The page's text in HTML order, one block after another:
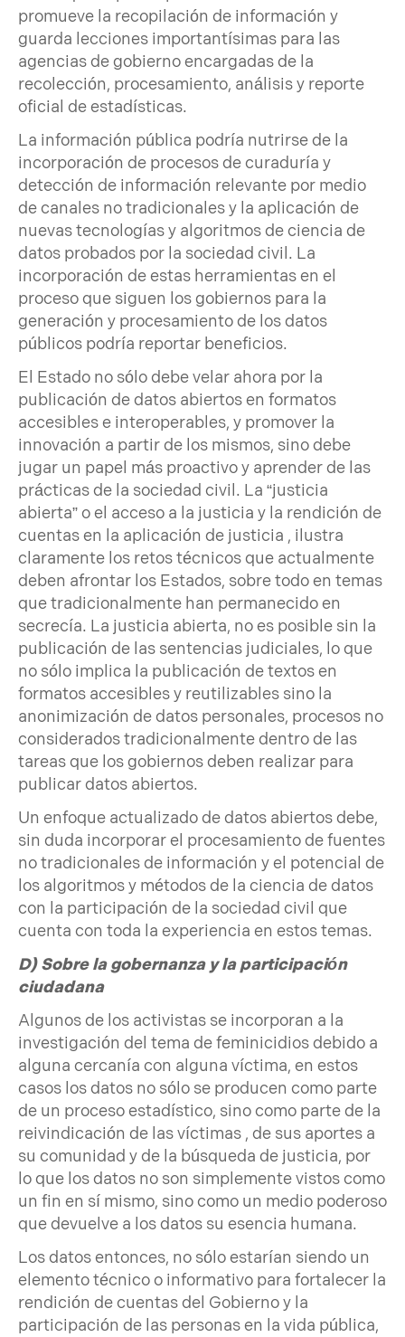
promueve la recopilación de información y
guarda lecciones importantísimas para las
agencias de gobierno encargadas de la
recolección, procesamiento, análisis y reporte
oficial de estadísticas.
La información pública podría nutrirse de la
incorporación de procesos de curaduría y
detección de información relevante por medio
de canales no tradicionales y la aplicación de
nuevas tecnologías y algoritmos de ciencia de
datos probados por la sociedad civil. La
incorporación de estas herramientas en el
proceso que siguen los gobiernos para la
generación y procesamiento de los datos
públicos podría reportar beneficios.
El Estado no sólo debe velar ahora por la
publicación de datos abiertos en formatos
accesibles e interoperables, y promover la
innovación a partir de los mismos, sino debe
jugar un papel más proactivo y aprender de las
prácticas de la sociedad civil. La “justicia
abierta” o el acceso a la justicia y la rendición de
cuentas en la aplicación de justicia , ilustra
claramente los retos técnicos que actualmente
deben afrontar los Estados, sobre todo en temas
que tradicionalmente han permanecido en
secrecía. La justicia abierta, no es posible sin la
publicación de las sentencias judiciales, lo que
no sólo implica la publicación de textos en
formatos accesibles y reutilizables sino la
anonimización de datos personales, procesos no
considerados tradicionalmente dentro de las
tareas que los gobiernos deben realizar para
publicar datos abiertos.
Un enfoque actualizado de datos abiertos debe,
sin duda incorporar el procesamiento de fuentes
no tradicionales de información y el potencial de
los algoritmos y métodos de la ciencia de datos
con la participación de la sociedad civil que
cuenta con toda la experiencia en estos temas.
D) Sobre la gobernanza y la participación
ciudadana
Algunos de los activistas se incorporan a la
investigación del tema de feminicidios debido a
alguna cercanía con alguna víctima, en estos
casos los datos no sólo se producen como parte
de un proceso estadístico, sino como parte de la
reivindicación de las víctimas , de sus aportes a
su comunidad y de la búsqueda de justicia, por
lo que los datos no son simplemente vistos como
un fin en sí mismo, sino como un medio poderoso
que devuelve a los datos su esencia humana.
Los datos entonces, no sólo estarían siendo un
elemento técnico o informativo para fortalecer la
rendición de cuentas del Gobierno y la
participación de las personas en la vida pública,